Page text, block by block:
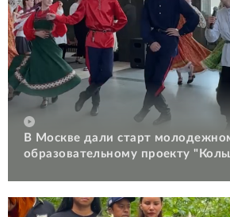
В Москве дали старт
образовательному проекту